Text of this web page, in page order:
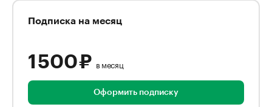
Подписка на месяц
1 500 ₽ в месяц
Оформить подписку